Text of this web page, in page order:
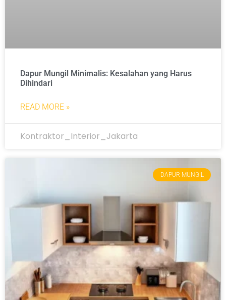
Dapur Mungil Minimalis: Kesalahan yang Harus
Dihindari
READ MORE »
Kontraktor_Interior_Jakarta
DAPUR MUNGIL